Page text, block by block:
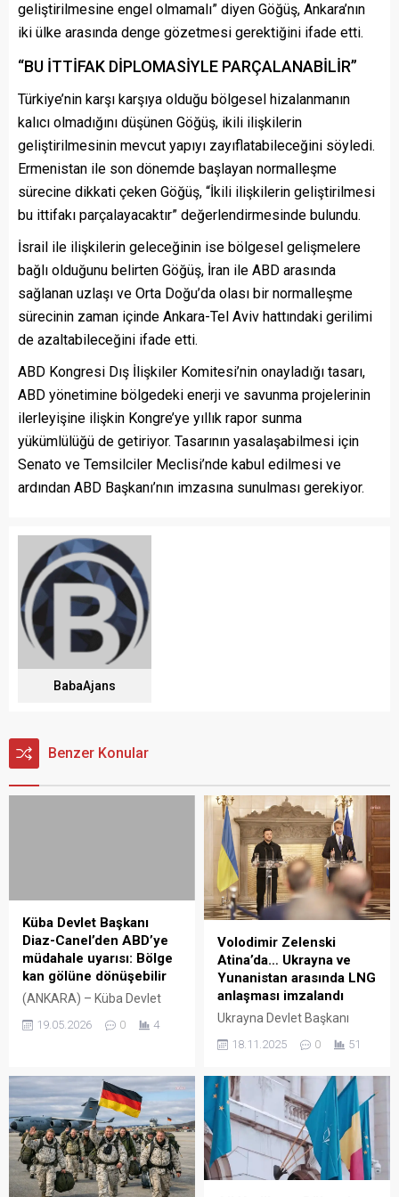
geliştirilmesine engel olmamalı” diyen Göğüş, Ankara’nın
iki ülke arasında denge gözetmesi gerektiğini ifade etti.
“BU İTTİFAK DİPLOMASİYLE PARÇALANABİLİR”
Türkiye’nin karşı karşıya olduğu bölgesel hizalanmanın
kalıcı olmadığını düşünen Göğüş, ikili ilişkilerin
geliştirilmesinin mevcut yapıyı zayıflatabileceğini söyledi.
Ermenistan ile son dönemde başlayan normalleşme
sürecine dikkati çeken Göğüş, “İkili ilişkilerin geliştirilmesi
bu ittifakı parçalayacaktır” değerlendirmesinde bulundu.
İsrail ile ilişkilerin geleceğinin ise bölgesel gelişmelere
bağlı olduğunu belirten Göğüş, İran ile ABD arasında
sağlanan uzlaşı ve Orta Doğu’da olası bir normalleşme
sürecinin zaman içinde Ankara-Tel Aviv hattındaki gerilimi
de azaltabileceğini ifade etti.
ABD Kongresi Dış İlişkiler Komitesi’nin onayladığı tasarı,
ABD yönetimine bölgedeki enerji ve savunma projelerinin
ilerleyişine ilişkin Kongre’ye yıllık rapor sunma
yükümlülüğü de getiriyor. Tasarının yasalaşabilmesi için
Senato ve Temsilciler Meclisi’nde kabul edilmesi ve
ardından ABD Başkanı’nın imzasına sunulması gerekiyor.
BabaAjans
Benzer Konular
Küba Devlet Başkanı
Diaz-Canel’den ABD’ye
müdahale uyarısı: Bölge
kan gölüne dönüşebilir
(ANKARA) – Küba Devlet
ABD’nin ülkesine yönelik
taşıdığını belirterek, olası bir
müdahalenin bölgesel barış
ve istikrar üzerinde yıkıcı
sonuçlar doğuracağını
söyledi. Diaz-Canel, sosyal
medya hesabından yaptığı
paylaşımda, “gezegenin en
19.05.2026 0 4
Volodimir Zelenski
Atina’da… Ukrayna ve
Yunanistan arasında LNG
anlaşması imzalandı
Ukrayna Devlet Başkanı
Atina’da kış aylarında ABD
sıvılaştırılmış doğal gaz
(LNG) ithalatı için bir
anlaşma imzaladı.
Zelenski’nin bir sonraki
durağı ise Paris olacak.
Ukrayna Devlet Başkanı
18.11.2025 0 51